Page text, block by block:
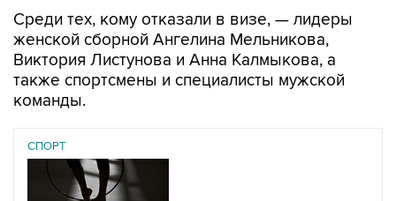
Среди тех, кому отказали в визе, — лидеры
женской сборной Ангелина Мельникова,
Виктория Листунова и Анна Калмыкова, а
также спортсмены и специалисты мужской
команды.
СПОРТ